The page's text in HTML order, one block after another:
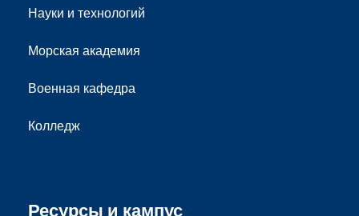
Науки и технологий
Морская академия
Военная кафедра
Колледж
Ресурсы и кампус